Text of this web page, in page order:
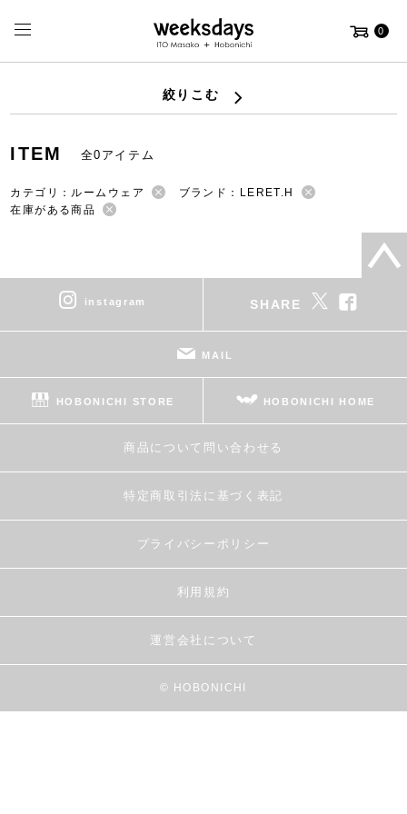
0
絞りこむ
ITEM 全0アイテム
カテゴリ：ルームウェア
ブランド：LERET.H
在庫がある商品
instagram SHARE
MAIL
HOBONICHI STORE HOBONICHI HOME
商品について問い合わせる
特定商取引法に基づく表記
プライバシーポリシー
利用規約
運営会社について
© HOBONICHI